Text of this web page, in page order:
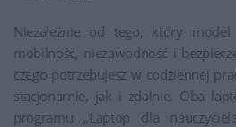
Niezależnie od tego, który model
mobilność, niezawodność i
czego potrzebujesz w codziennej
stacjonarnie, jak i zdalnie. Oba
programu „Laptop dla